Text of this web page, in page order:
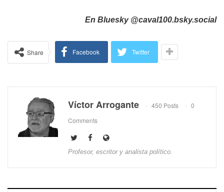
En Bluesky @caval100.bsky.social
Share Facebook Twitter
Víctor Arrogante 450 Posts
0
Comments
Profesor, escritor y analista político.